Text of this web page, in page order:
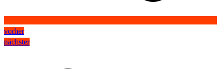
vorher
nächster